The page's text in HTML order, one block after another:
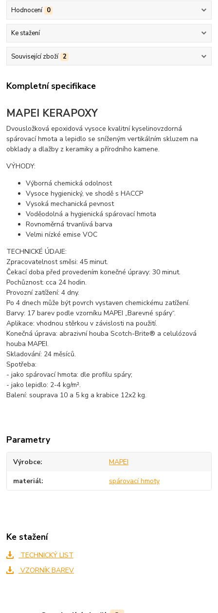
Hodnocení 0
Ke stažení
Související zboží 2
Kompletní specifikace
MAPEI KERAPOXY
Dvousložková epoxidová vysoce kvalitní kyselinovzdorná
spárovací hmota a lepidlo se sníženým vertikálním skluzem na
obklady a dlažby z keramiky a přírodního kamene.
VÝHODY:
Výborná chemická odolnost
Vysoce hygienický, ve shodě s HACCP
Vysoká mechanická pevnost
Voděodolná a hygienická spárovací hmota
Rovnoměrná trvanlivá barva
Velmi nízké emise VOC
TECHNICKÉ ÚDAJE:
Zpracovatelnost směsi: 45 minut.
Čekací doba před provedením konečné úpravy: 30 minut.
Pochůznost: cca 24 hodin.
Provozní zatížení: 4 dny.
Po 4 dnech může být povrch vystaven chemickému zatížení.
Barvy: 17 barev podle vzorníku MAPEI „Barevné spáry“.
Aplikace: vhodnou stěrkou v závislosti na použití.
Konečná úprava: abrazivní houba Scotch-Brite® a celulózová
houba MAPEI.
Skladování: 24 měsíců.
Spotřeba:
- jako spárovací hmota: dle profilu spáry;
- jako lepidlo: 2-4 kg/m².
Balení: souprava 10 a 5 kg a krabice 12x2 kg.
Parametry
Výrobce MAPEI
materiál spárovací hmoty
Ke stažení
TECHNICKÝ LIST
VZORNÍK BAREV